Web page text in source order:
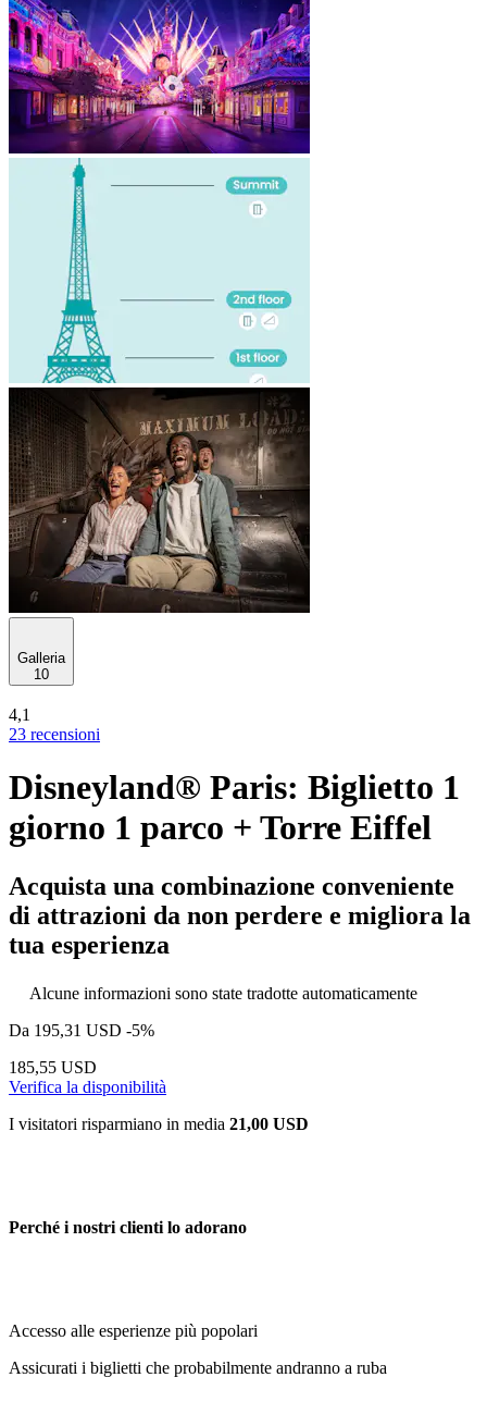
Galleria
10
4,1
23 recensioni
Disneyland® Paris: Biglietto 1
giorno 1 parco + Torre Eiffel
Acquista una combinazione conveniente
di attrazioni da non perdere e migliora la
tua esperienza
Alcune informazioni sono state tradotte automaticamente
Da 195,31 USD -5%
185,55 USD
Verifica la disponibilità
I visitatori risparmiano in media 21,00 USD
Perché i nostri clienti lo adorano
Accesso alle esperienze più popolari
Assicurati i biglietti che probabilmente andranno a ruba